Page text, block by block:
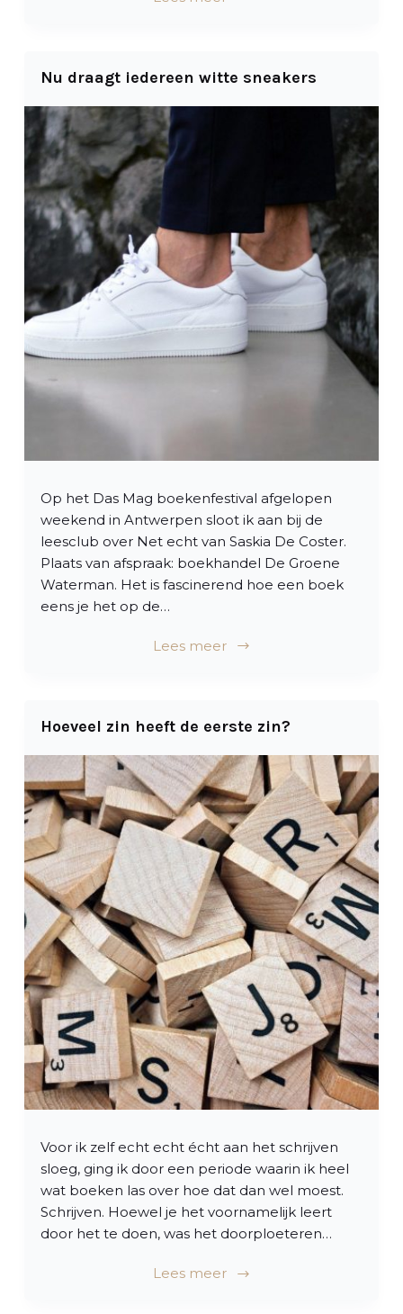
Nu draagt iedereen witte sneakers
Op het Das Mag boekenfestival afgelopen
weekend in Antwerpen sloot ik aan bij de
leesclub over Net echt van Saskia De Coster.
Plaats van afspraak: boekhandel De Groene
Waterman. Het is fascinerend hoe een boek
eens je het op de…
Lees meer
Hoeveel zin heeft de eerste zin?
Voor ik zelf echt echt écht aan het schrijven
sloeg, ging ik door een periode waarin ik heel
wat boeken las over hoe dat dan wel moest.
Schrijven. Hoewel je het voornamelijk leert
door het te doen, was het doorploeteren…
Lees meer